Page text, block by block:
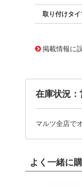
取り付けタイ
掲載情報に
在庫状況：
マルツ全店で
よく一緒に